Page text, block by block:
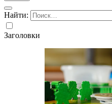
Найти:
Заголовки